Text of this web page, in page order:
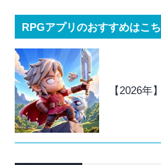
RPGアプリのおすすめはこ
【2026年